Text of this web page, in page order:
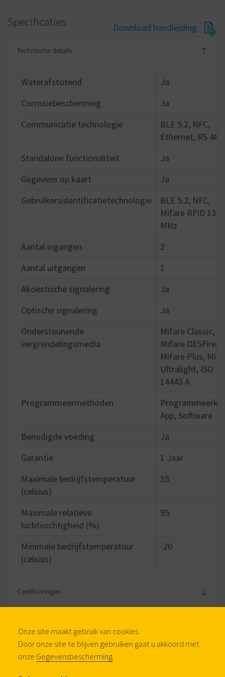
Download handleiding
Specificaties
Technische details
Waterafstotend
Ja
Corrosiebescherming
Ja
Communicatie technologie
BLE 5.2, NFC,
Ethernet, RS 485
Standalone functionaliteit
Ja
Gegevens op kaart
Ja
Gebruikersidentificatietechnologie
BLE 5.2, NFC,
Mifare RFID
MHz
Aantal ingangen
2
Aantal uitgangen
1
Akoestische signalering
Ja
Optische signalering
Ja
Ondersteunende
vergrendelingsmedia
Mifare Classic,
Mifare DESFire,
Mifare Plus,
Ultralight, ISO
14443 A
Programmeermethoden
App, Software
Benodigde voeding
Ja
Garantie
1 Jaar
Maximale bedrijfstemperatuur
(celsius)
55
Maximale relatieve
luchtvochtigheid (%)
95
Minimale bedrijfstemperatuur
(celsius)
-20
Certificeringen
Oppervlakte
afwerking
Zwart, Wit, Grey
Optionele accessories
Onze site maakt gebruik van cookies.
Door onze site te blijven gebruiken gaat u akkoord met
onze Gegevensbescherming.